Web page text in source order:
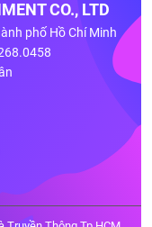
CO., LTD
phố Hồ Chí Minh